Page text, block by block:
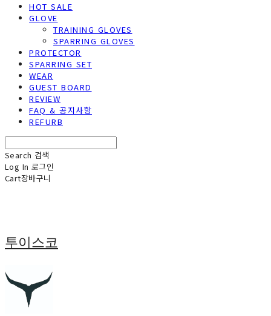
HOT SALE
GLOVE
TRAINING GLOVES
SPARRING GLOVES
PROTECTOR
SPARRING SET
WEAR
GUEST BOARD
REVIEW
FAQ & 공지사항
REFURB
Search 검색
Log In 로그인
Cart장바구니
투이스코